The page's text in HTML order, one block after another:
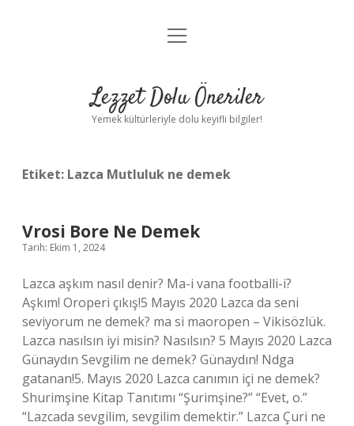
Anasayfa
Yasal Uyarı
menüyü
Lezzet Dolu Öneriler
Yemek kültürleriyle dolu keyifli bilgiler!
Etiket: Lazca Mutluluk ne demek
Vrosi Bore Ne Demek
Tarih: Ekim 1, 2024
Lazca aşkım nasıl denir? Ma-i vana footballi-i?
Aşkım! Oroperi çıkış!5 Mayıs 2020 Lazca da seni
seviyorum ne demek? ma si maoropen – Vikisözlük.
Lazca nasılsın iyi misin? Nasılsın? 5 Mayıs 2020 Lazca
Günaydın Sevgilim ne demek? Günaydın! Ndga
gatanan!5. Mayıs 2020 Lazca canımın içi ne demek?
Shurimşine Kitap Tanıtımı “Şurimşine?” “Evet, o.”
“Lazcada sevgilim, sevgilim demektir.” Lazca Çuri ne